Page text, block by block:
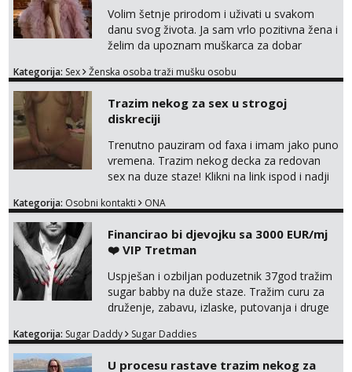
Volim šetnje prirodom i uživati u svakom
danu svog života. Ja sam vrlo pozitivna žena i
želim da upoznam muškarca za dobar
na link ispod i nadji me tamo, cekam te!
Kategorija: Sex Ženska osoba traži mušku osobu
Trazim nekog za sex u strogoj
diskreciji
Trenutno pauziram od faxa i imam jako puno
vremena. Trazim nekog decka za redovan
sex na duze staze! Klikni na link ispod i nadji
Kategorija: Osobni kontakti ONA
Financirao bi djevojku sa 3000 EUR/mj
❤️ VIP Tretman
Uspješan i ozbiljan poduzetnik 37god tražim
sugar babby na duže staze. Tražim curu za
druženje, zabavu, izlaske, putovanja i druge
otvorena, komunikativna, zgodna i atraktivna
Kategorija: Sugar Daddy Sugar Daddies
U procesu rastave trazim nekog za